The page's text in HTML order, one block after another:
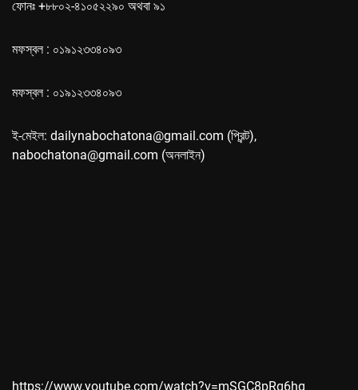
ফোনঃ +৮৮০২-৪১০৫২২৯০ অথবা ৯১
মফস্বল : ০১৯১২৩৩৪০৯৩
মফস্বল : ০১৯১২৩৩৪০৯৩
ই-মেইল: dailynabochatona@gmail.com (প্রিন্ট),
nabochatona@gmail.com (অনলাইন)
https://www.youtube.com/watch?v=mSGC8pRq6hg